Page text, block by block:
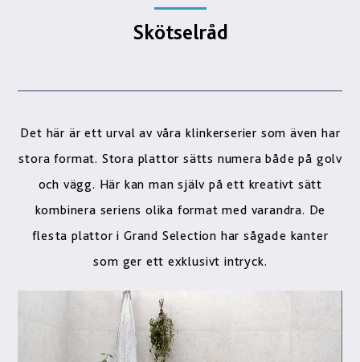
Skötselråd
Det här är ett urval av våra klinkerserier som även har
stora format. Stora plattor sätts numera både på golv
och vägg. Här kan man själv på ett kreativt sätt
kombinera seriens olika format med varandra. De
flesta plattor i Grand Selection har sågade kanter
som ger ett exklusivt intryck.